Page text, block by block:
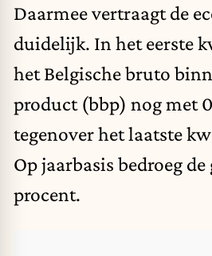
Daarmee vertraagt de
duidelijk. In het eerste
het Belgische bruto
product (bbp) nog met
tegenover het laatste
Op jaarbasis bedroeg
procent.